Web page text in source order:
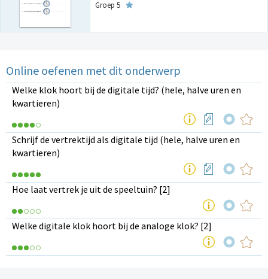
Groep 5
Online oefenen met dit onderwerp
Welke klok hoort bij de digitale tijd? (hele, halve uren en
kwartieren)
Schrijf de vertrektijd als digitale tijd (hele, halve uren en
kwartieren)
Hoe laat vertrek je uit de speeltuin? [2]
Welke digitale klok hoort bij de analoge klok? [2]